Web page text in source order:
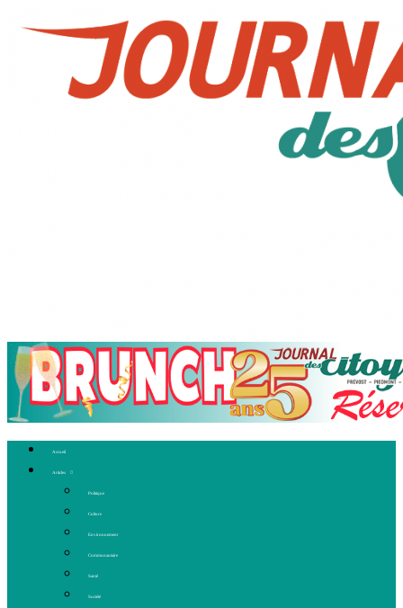
Accueil
Articles
Politique
Culture
Environnement
Communautaire
Santé
Société